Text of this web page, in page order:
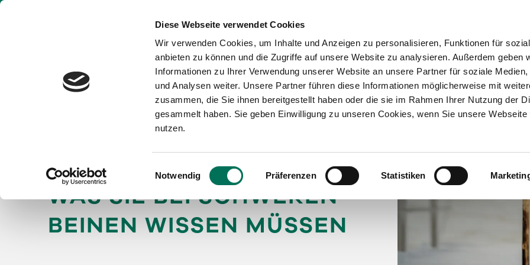
Diese Webseite verwendet Cookies
Wir verwenden Cookies, um Inhalte und Anzeigen zu personalisieren, Funktionen für
anbieten zu können und die Zugriffe auf unsere Website zu analysieren. Außerdem geben
Informationen zu Ihrer Verwendung unserer Website an unsere Partner für soziale Medien,
und Analysen weiter. Unsere Partner führen diese Informationen möglicherweise mit
zusammen, die Sie ihnen bereitgestellt haben oder die sie im Rahmen Ihrer Nutzung der
gesammelt haben. Sie geben Einwilligung zu unseren Cookies, wenn Sie unsere Webseite
nutzen.
Einwilligungsauswahl
Notwendig Präferenzen Statistiken
STARTSEITE ERKRANKUNGEN BEHANDLUNGEN
SPINALKANALSTENOSE
UND TREPPENSTEIGEN:
WAS SIE BEI SCHWEREN
BEINEN WISSEN MÜSSEN